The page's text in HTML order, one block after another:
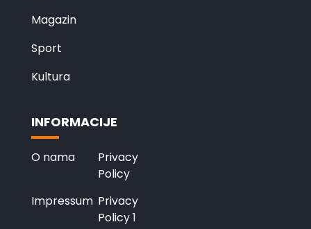
Magazin
Sport
Kultura
INFORMACIJE
O nama
Privacy
Policy
Impressum Privacy
Policy 1